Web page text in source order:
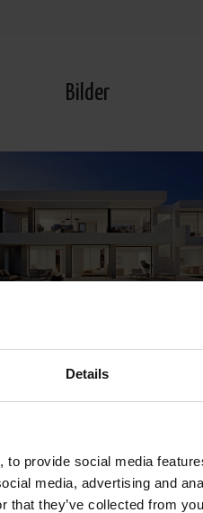
Details
provide social media
media, advertising and
that they’ve collected from
Bilder
Karta